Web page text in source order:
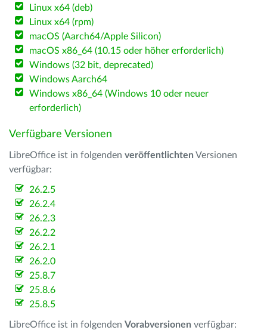
Linux x64 (deb)
Linux x64 (rpm)
macOS (Aarch64/Apple Silicon)
macOS x86_64 (10.15 oder höher erforderlich)
Windows (32 bit, deprecated)
Windows Aarch64
Windows x86_64 (Windows 10 oder neuer
erforderlich)
Verfügbare Versionen
LibreOffice ist in folgenden veröffentlichten Versionen
verfügbar:
26.2.5
26.2.4
26.2.3
26.2.2
26.2.1
26.2.0
25.8.7
25.8.6
25.8.5
LibreOffice ist in folgenden Vorabversionen verfügbar: